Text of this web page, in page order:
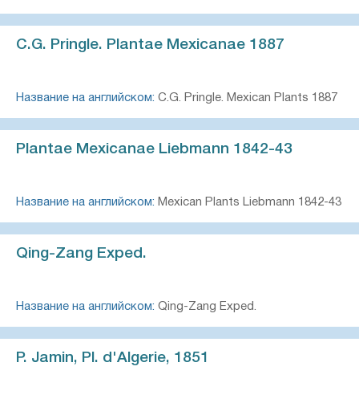
C.G. Pringle. Plantae Mexicanae 1887
Название на английском: C.G. Pringle. Mexican Plants 1887
Plantae Mexicanae Liebmann 1842-43
Название на английском: Mexican Plants Liebmann 1842-43
Qing-Zang Exped.
Название на английском: Qing-Zang Exped.
P. Jamin, Pl. d'Algerie, 1851